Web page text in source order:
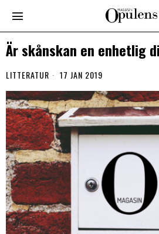
Är skånskan en enhetlig
LITTERATUR 17 JAN 2019